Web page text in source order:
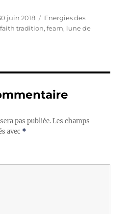
juin 2018 Catégories
Energies des
tradition,fearn, lune de
pas publiée. Les champs
avec *